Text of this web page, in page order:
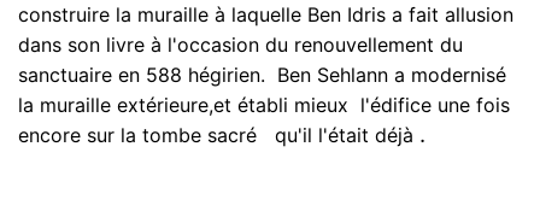
construire la muraille à laquelle Ben Idris a fait allusion
dans son livre à l'occasion du renouvellement du
sanctuaire en 588 hégirien. Ben Sehlann a modernisé
la muraille extérieure,et établi mieux l'édifice une fois
encore sur la tombe sacré qu'il l'était déjà .